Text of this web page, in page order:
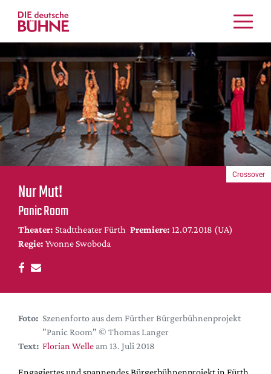
Kritiken
Schauspiel
Musiktheater
Tanz
Crossover
Bühnenwelt
Festivals & Veranstaltungen
Menschen & Theater
Themen
Internationales
Nachrufe
DdB-map
Premierensuche
Festival-Planer
Nur Mut!
Panic Room
Theater: Stadttheater Fürth Premiere: 12.07.2018 (UA)
Regie: Yvonne Swoboda
Crossover
Foto: Szenenforto aus dem Fürther Bürgerbühnenprojekt
"Panic Room" © Thomas Langer
Text: Florian Welle am 13. Juli 2018
Engagiertes und spannendes Bürgerbühnenprojekt in Fürth